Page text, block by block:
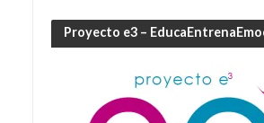
Proyecto e3 –